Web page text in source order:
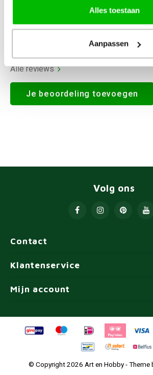
Alles toestaan
Aanpassen
Alle reviews
Je beoordeling toevoegen
Contact
Volg ons
Klantenservice
Mijn account
© Copyright 2026 Art en Hobby - Theme